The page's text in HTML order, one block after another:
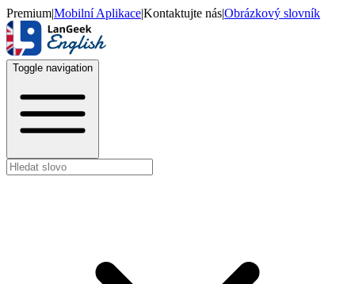
Premium|Mobilní Aplikace|Kontaktujte nás|Obrázkový slovník
Toggle navigation